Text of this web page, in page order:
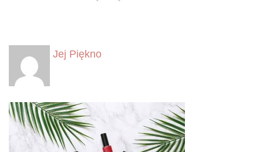
Jej Piękno